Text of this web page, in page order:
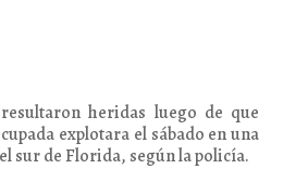
heridas luego de que
explotara el sábado en una
sur de Florida, según la policía.